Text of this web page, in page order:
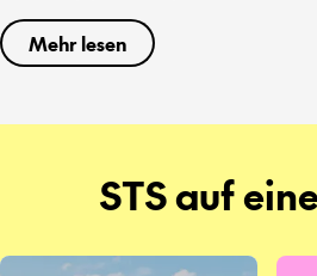
Mehr lesen
STS auf